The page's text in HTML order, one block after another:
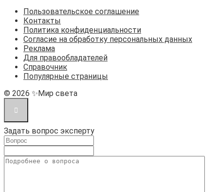
Пользовательское соглашение
Контакты
Политика конфиденциальности
Согласие на обработку персональных данных
Реклама
Для правообладателей
Справочник
Популярные страницы
© 2026 ✨Мир света
Задать вопрос эксперту